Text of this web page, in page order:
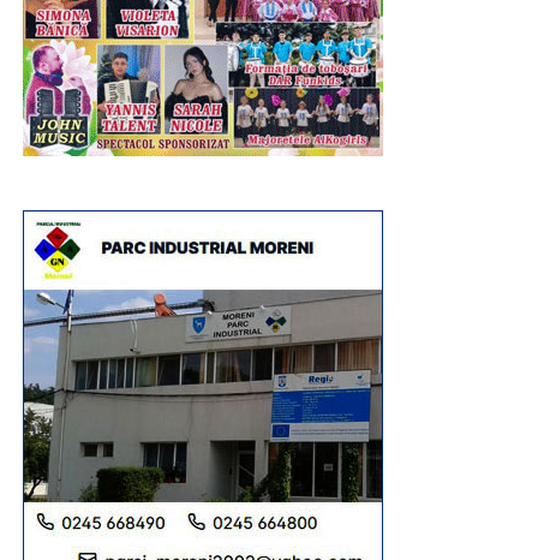
Urmărește Incomod Media și pe Google News
RECLAMA